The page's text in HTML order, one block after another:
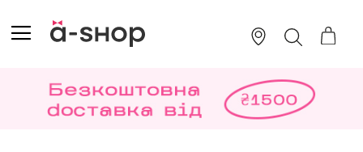
TO
CONTENT
ПОШУК